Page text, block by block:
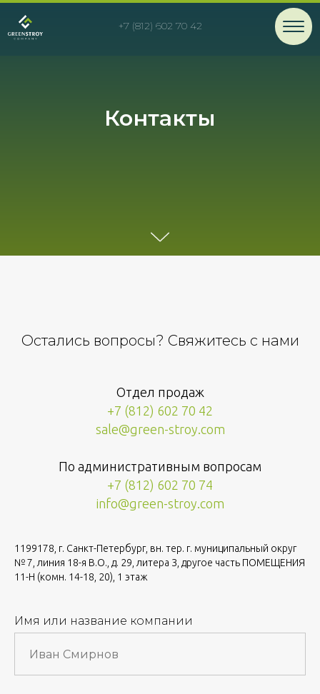
+7 (812) 602 70 42
Контакты
Остались вопросы? Свяжитесь с нами
Отдел продаж
+7 (812) 602 70 42
sale@green-stroy.com
По административным вопросам
+7 (812) 602 70 74
info@green-stroy.com
1199178, г. Санкт-Петербург, вн. тер. г. муниципальный округ
№ 7, линия 18-я В.О., д. 29, литера З, другое часть ПОМЕЩЕНИЯ
11-Н (комн. 14-18, 20), 1 этаж
Имя или название компании